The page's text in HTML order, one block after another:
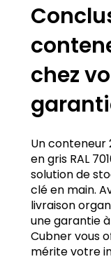
chez
Un conteneur
en gris RAL
solution de
clé en main.
livraison
une garantie
Cubner vous
mérite votre